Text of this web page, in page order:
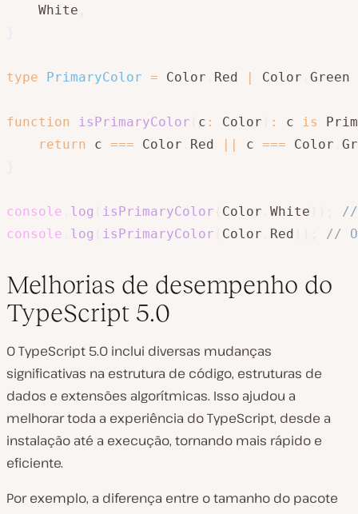
    White
type PrimaryColor = Color Red | Color Green
function isPrimaryColor c : Color : c is
return c === Color Red || c === Color
console log isPrimaryColor Color White
//
console
log isPrimaryColor Color Red //
Melhorias de desempenho do
TypeScript 5.0
O TypeScript 5.0 inclui diversas mudanças
significativas na estrutura de código, estruturas de
dados e extensões algorítmicas. Isso ajudou a
melhorar toda a experiência do TypeScript, desde a
instalação até a execução, tornando mais rápido e
eficiente.
Por exemplo, a diferença entre o tamanho do pacote